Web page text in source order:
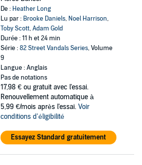
De : Heather Long
Lu par : Brooke Daniels, Noel Harrison,
Toby Scott,Adam Gold
Durée : 11 h et 24 min
Série :82 Street Vandals Series, Volume
9
Langue : Anglais
Pas de notations
17,98 € ou gratuit avec l'essai.
Renouvellement automatique à
5,99 €/mois après l'essai. Voir
conditions d'éligibilité
Essayez Standard gratuitement